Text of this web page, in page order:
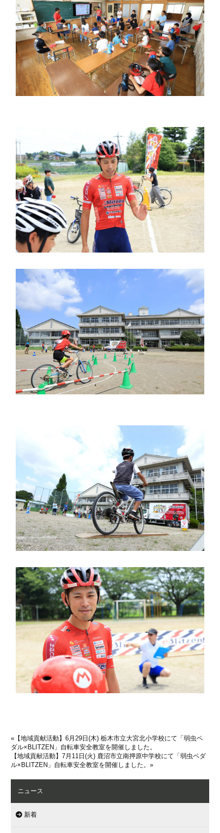
« 【地域貢献活動】6月29日(木) 栃木市立大宮北小学校にて「弱虫ペ
ダル×BLITZEN」自転車安全教室を開催しました。
【地域貢献活動】7月11日(火) 鹿沼市立南押原中学校にて「弱虫ペダ
ル×BLITZEN」自転車安全教室を開催しました。»
ニュース
新着